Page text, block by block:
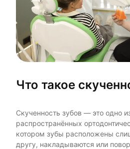
Что такое
Скученность зубов — это одно
распространённых
котором зубы расположены
другу, накладываются или